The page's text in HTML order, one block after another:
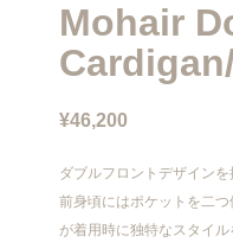
Mohair
¥46,200
ダブルフロントデザイン
前身頃にはポケットを二
が着用時に独特なスタイ